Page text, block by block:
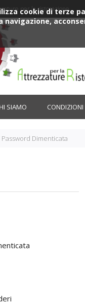
per la ristorazione
SIAMO
Password Dimenticata
cookie di terze
navigazione,